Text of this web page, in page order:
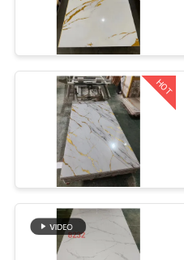
DEMANDEZ
UNE
CITATION
PLAN
SITE
PRIVACY
Plaques
UV
HOT